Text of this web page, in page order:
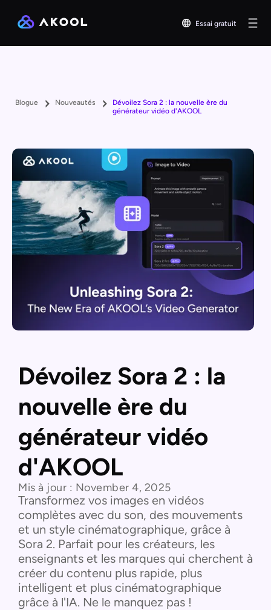
Essai gratuit
Blogue Nouveautés
Dévoilez Sora 2 : la nouvelle ère du
générateur vidéo d'AKOOL
Dévoilez Sora 2 : la
nouvelle ère du
générateur vidéo
d'AKOOL
Mis à jour : November 4, 2025
Transformez vos images en vidéos
complètes avec du son, des mouvements
et un style cinématographique, grâce à
Sora 2. Parfait pour les créateurs, les
enseignants et les marques qui cherchent à
créer du contenu plus rapide, plus
intelligent et plus cinématographique
grâce à l'IA. Ne le manquez pas !